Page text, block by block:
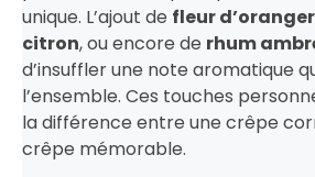
unique. L’ajout de fleur d’oranger
citron, ou encore de rhum
d’insuffler une note aromatique
l’ensemble. Ces touches
la différence entre une crêpe
crêpe mémorable.